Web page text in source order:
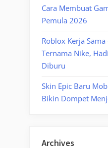
Cara Membuat
Pemula 2026
Roblox Kerja
Ternama Nike,
Diburu
Skin Epic Baru
Bikin Dompet
Archives